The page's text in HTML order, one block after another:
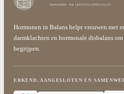
Hormonen in Balans helpt vrouwen met
darmklachten en hormonale disbalans
begrijpen.
ERKEND, AANGESLOTEN EN